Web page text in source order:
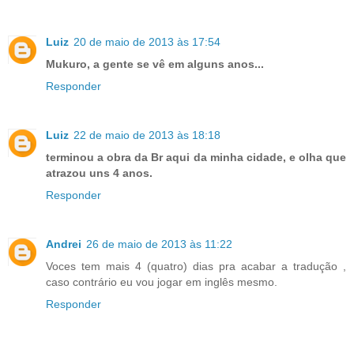
Luiz 20 de maio de 2013 às 17:54
Mukuro, a gente se vê em alguns anos...
Responder
Luiz 22 de maio de 2013 às 18:18
terminou a obra da Br aqui da minha cidade, e olha que
atrazou uns 4 anos.
Responder
Andrei 26 de maio de 2013 às 11:22
Voces tem mais 4 (quatro) dias pra acabar a tradução ,
caso contrário eu vou jogar em inglês mesmo.
Responder